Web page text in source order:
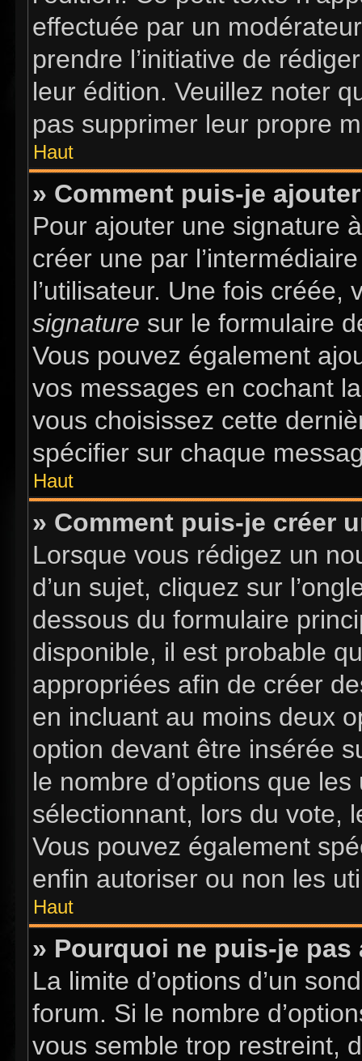
effectuée par un
prendre l’initiative de
leur édition. Veuillez noter
pas supprimer leur propre
Haut
» Comment puis-je
Pour ajouter une signature
créer une par
l’utilisateur. Une fois
signature sur le formulaire
Vous pouvez également
vos messages en cochant
vous choisissez cette
spécifier sur chaque
Haut
» Comment puis-je créer
Lorsque vous rédigez un
d’un sujet, cliquez sur
dessous du formulaire
disponible, il est probable
appropriées afin de créer
en incluant au moins deux
option devant être insérée
le nombre d’options que
sélectionnant, lors du vote,
Vous pouvez également
enfin autoriser ou non les
Haut
» Pourquoi ne puis-je
La limite d’options d’un
forum. Si le nombre
vous semble trop restreint,